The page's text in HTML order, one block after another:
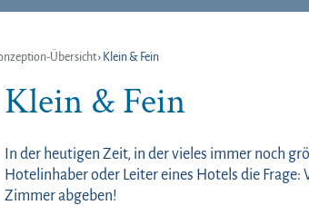
Übersicht› Klein & Fein
Klein & Fein
In der heutigen Zeit, in der vieles immer noch
Hotelinhaber oder Leiter eines Hotels die
Zimmer abgeben!